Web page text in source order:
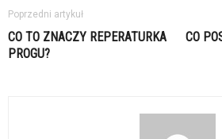
Poprzedni artykuł
CO TO ZNACZY REPERATURKA
PROGU?
CO